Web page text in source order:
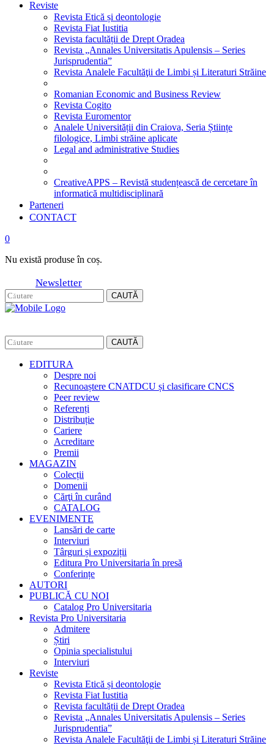
Reviste
Revista Etică și deontologie
Revista Fiat Iustitia
Revista facultății de Drept Oradea
Revista „Annales Universitatis Apulensis – Series
Jurisprudentia”
Revista Analele Facultăţii de Limbi și Literaturi Străine
Romanian Economic and Business Review
Revista Cogito
Revista Euromentor
Analele Universității din Craiova, Seria Științe
filologice, Limbi străine aplicate
Legal and administrative Studies
CreativeAPPS – Revistă studențească de cercetare în
informatică multidisciplinară
Parteneri
CONTACT
0
Nu există produse în coș.
Newsletter
CAUTĂ
CAUTĂ
EDITURA
Despre noi
Recunoaștere CNATDCU și clasificare CNCS
Peer review
Referenți
Distribuție
Cariere
Acreditare
Premii
MAGAZIN
Colecții
Domenii
Cărţi în curând
CATALOG
EVENIMENTE
Lansări de carte
Interviuri
Târguri și expoziții
Editura Pro Universitaria în presă
Conferințe
AUTORI
PUBLICĂ CU NOI
Catalog Pro Universitaria
Revista Pro Universitaria
Admitere
Știri
Opinia specialistului
Interviuri
Reviste
Revista Etică și deontologie
Revista Fiat Iustitia
Revista facultății de Drept Oradea
Revista „Annales Universitatis Apulensis – Series
Jurisprudentia”
Revista Analele Facultăţii de Limbi și Literaturi Străine